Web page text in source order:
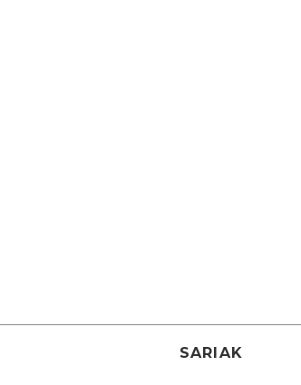
SARIAK